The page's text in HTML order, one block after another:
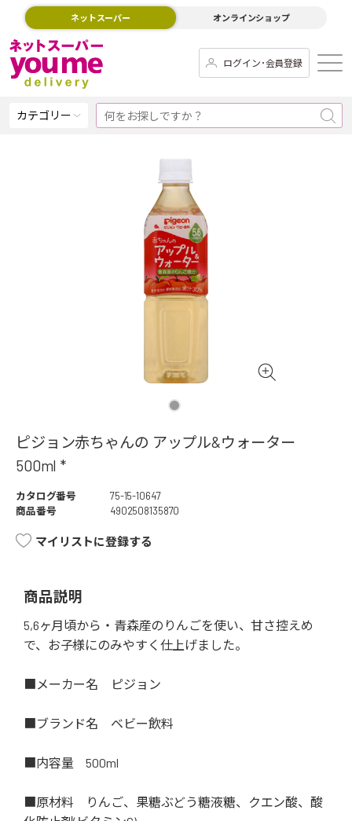
ネットスーパー オンラインショップ
ログイン･会員登録
カテゴリー
ピジョン赤ちゃんの アップル&ウォーター
500ml *
カタログ番号
75-15-10647
商品番号
4902508135870
マイリストに登録する
商品説明
5,6ヶ月頃から・青森産のりんごを使い、甘さ控えめ
で、お子様にのみやすく仕上げました。
■メーカー名 ピジョン
■ブランド名 ベビー飲料
■内容量 500ml
■原材料 りんご、果糖ぶどう糖液糖、クエン酸、酸